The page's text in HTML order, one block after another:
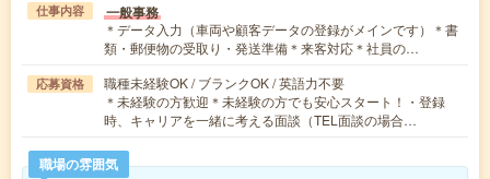
仕事内容 一般事務
＊データ入力（車両や顧客データの登録がメインです）＊書
類・郵便物の受取り・発送準備＊来客対応＊社員の…
応募資格
職種未経験OK / ブランクOK / 英語力不要
＊未経験の方歓迎＊未経験の方でも安心スタート！・登録
時、キャリアを一緒に考える面談（TEL面談の場合…
職場の雰囲気